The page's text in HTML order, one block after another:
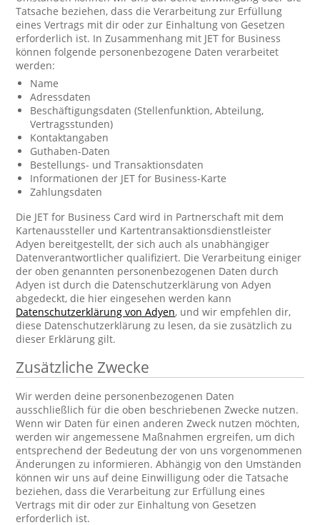
Tatsache beziehen, dass die Verarbeitung zur Erfüllung
eines Vertrags mit dir oder zur Einhaltung von Gesetzen
erforderlich ist. In Zusammenhang mit JET for Business
können folgende personenbezogene Daten verarbeitet
werden:
Name
Adressdaten
Beschäftigungsdaten (Stellenfunktion, Abteilung,
Vertragsstunden)
Kontaktangaben
Guthaben-Daten
Bestellungs- und Transaktionsdaten
Informationen der JET for Business-Karte
Zahlungsdaten
Die JET for Business Card wird in Partnerschaft mit dem
Kartenaussteller und Kartentransaktionsdienstleister
Adyen bereitgestellt, der sich auch als unabhängiger
Datenverantwortlicher qualifiziert. Die Verarbeitung einiger
der oben genannten personenbezogenen Daten durch
Adyen ist durch die Datenschutzerklärung von Adyen
abgedeckt, die hier eingesehen werden kann
Datenschutzerklärung von Adyen, und wir empfehlen dir,
diese Datenschutzerklärung zu lesen, da sie zusätzlich zu
dieser Erklärung gilt.
Zusätzliche Zwecke
Wir werden deine personenbezogenen Daten
ausschließlich für die oben beschriebenen Zwecke nutzen.
Wenn wir Daten für einen anderen Zweck nutzen möchten,
werden wir angemessene Maßnahmen ergreifen, um dich
entsprechend der Bedeutung der von uns vorgenommenen
Änderungen zu informieren. Abhängig von den Umständen
können wir uns auf deine Einwilligung oder die Tatsache
beziehen, dass die Verarbeitung zur Erfüllung eines
Vertrags mit dir oder zur Einhaltung von Gesetzen
erforderlich ist.